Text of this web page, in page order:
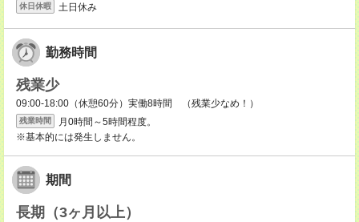
休日休暇 土日休み
勤務時間
残業少
09:00-18:00（休憩60分）実働8時間 （残業少なめ！）
残業時間
月0時間～5時間程度。
※基本的には発生しません。
期間
長期（3ヶ月以上）